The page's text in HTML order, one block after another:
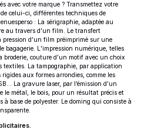
avec votre marque ? Transmettez votre
celui-ci, différentes techniques de
: La sérigraphie, adaptée au
au travers d’un film. Le transfert
d’un film préimprimé sur une
bagagerie. L’impression numérique, telles
broderie, couture d’un motif avec un choix
textiles. La tampographie, par application
aux formes arrondies, comme les
La gravure laser, par l’émission d’un
le métal, le bois, pour un résultat précis et
base de polyester. Le doming qui consiste à